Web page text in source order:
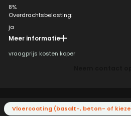
8%
Overdrachtsbelasting:
ja
Opteren mogelijk:
ja
VvE kosten eigenaar:
XXL
Meer informatie
vraagprijs kosten koper
Vloercoating (basalt-, beton- of